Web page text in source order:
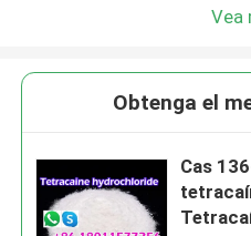
Vea
Obtenga el
Cas